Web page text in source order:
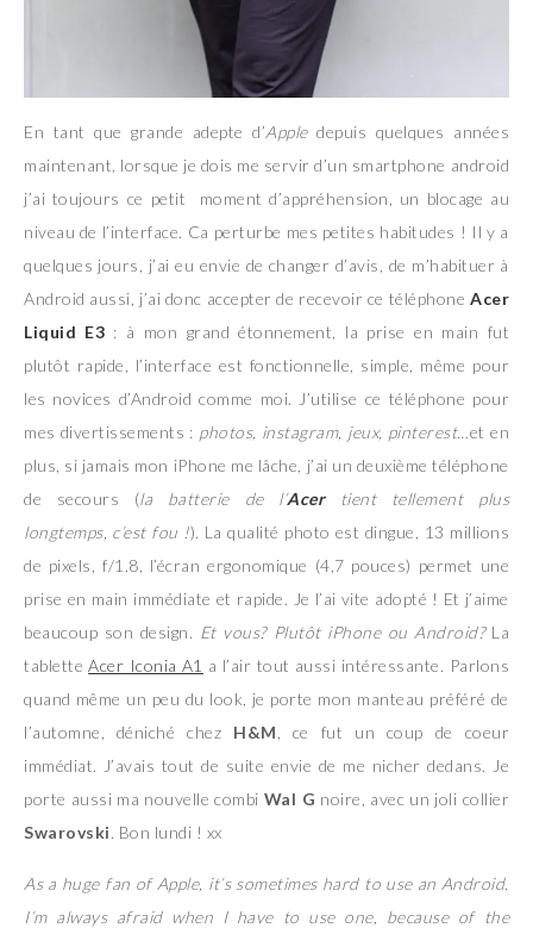
En tant que grande adepte d’Appledepuis quelques années
maintenant, lorsque je dois me servir d’un smartphone android
j’ai toujours ce petit moment d’appréhension, un blocage au
niveau de l’interface. Ca perturbe mes petites habitudes ! Il y a
quelques jours, j’ai eu envie de changer d’avis, de m’habituer à
Android aussi, j’ai donc accepter de recevoir ce téléphone Acer
Liquid E3 : à mon grand étonnement, la prise en main fut
plutôt rapide, l’interface est fonctionnelle, simple, même pour
les novices d’Android comme moi. J’utilise ce téléphone pour
mes divertissements : photos, instagram, jeux, pinterest…et en
plus, si jamais mon iPhone me lâche, j’ai un deuxième téléphone
de secours (la batterie de l’Acertient tellement plus
longtemps, c’est fou !). La qualité photo est dingue, 13 millions
de pixels, f/1.8, l’écran ergonomique (4,7 pouces) permet une
prise en main immédiate et rapide. Je l’ai vite adopté ! Et j’aime
beaucoup son design. Et vous? Plutôt iPhone ou Android?La
tabletteAcer Iconia A1 a l’air tout aussi intéressante. Parlons
quand même un peu du look, je porte mon manteau préféré de
l’automne, déniché chez H&M , ce fut un coup de coeur
immédiat. J’avais tout de suite envie de me nicher dedans. Je
porte aussi ma nouvelle combi Wal G noire, avec un joli collier
Swarovski. Bon lundi ! xx
As a huge fan of Apple, it’s sometimes hard to use an Android.
I’m always afraid when I have to use one, because of the